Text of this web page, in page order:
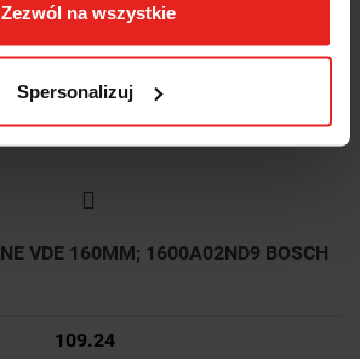
Zezwól na wszystkie
Spersonalizuj
VDE 160MM; 1600A02ND9 BOSCH
109.24